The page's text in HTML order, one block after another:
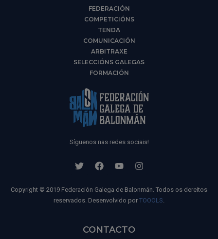
FEDERACIÓN
COMPETICIÓNS
TENDA
COMUNICACIÓN
ARBITRAXE
SELECCIÓNS GALEGAS
FORMACIÓN
Síguenos nas redes sociais!
Copyright © 2019 Federación Galega de Balonmán. Todos os dereitos
reservados. Desenvolvido por TOOOLS.
CONTACTO